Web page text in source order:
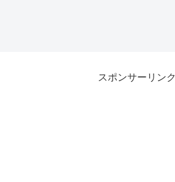
スポンサーリンク